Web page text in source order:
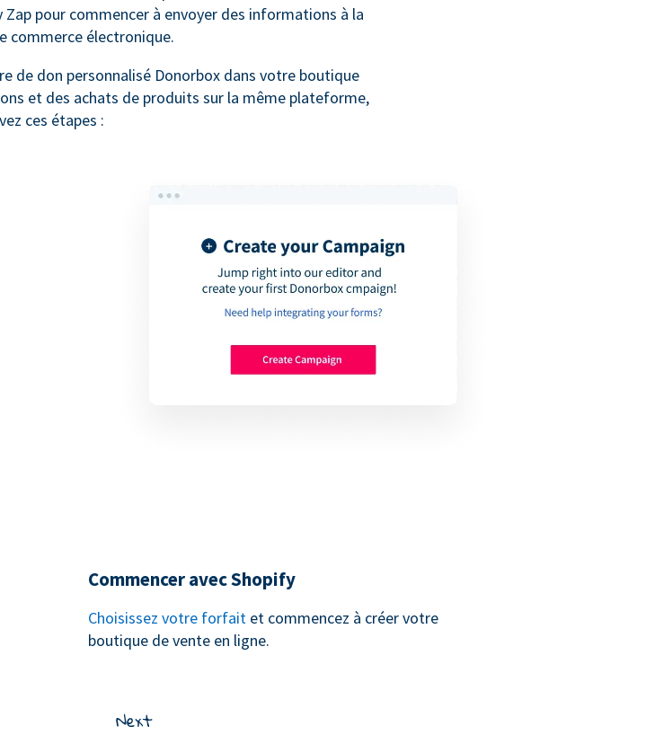
pour commencer à envoyer des informations à la
commerce électronique.
de don personnalisé Donorbox dans votre boutique
et des achats de produits sur la même plateforme,
ces étapes :
Commencer avec Shopify
Choisissez votre forfait et commencez à créer votre
boutique de vente en ligne.